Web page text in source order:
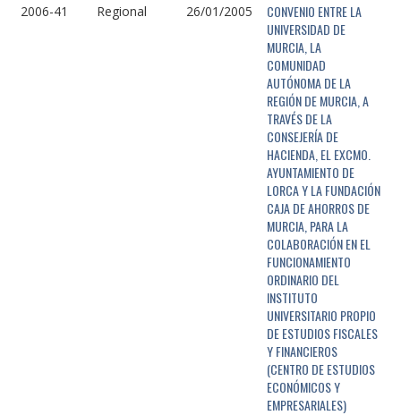
2006-41 Regional 26/01/2005
CONVENIO ENTRE LA
UNIVERSIDAD DE
MURCIA, LA
COMUNIDAD
AUTÓNOMA DE LA
REGIÓN DE MURCIA, A
TRAVÉS DE LA
CONSEJERÍA DE
HACIENDA, EL EXCMO.
AYUNTAMIENTO DE
LORCA Y LA FUNDACIÓN
CAJA DE AHORROS DE
MURCIA, PARA LA
COLABORACIÓN EN EL
FUNCIONAMIENTO
ORDINARIO DEL
INSTITUTO
UNIVERSITARIO PROPIO
DE ESTUDIOS FISCALES
Y FINANCIEROS
(CENTRO DE ESTUDIOS
ECONÓMICOS Y
EMPRESARIALES)